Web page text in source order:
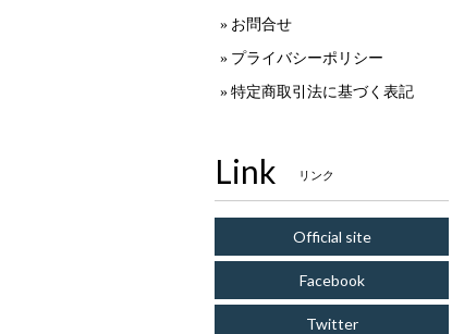
お問合せ
プライバシーポリシー
特定商取引法に基づく表記
Link リンク
Official site
Facebook
Twitter